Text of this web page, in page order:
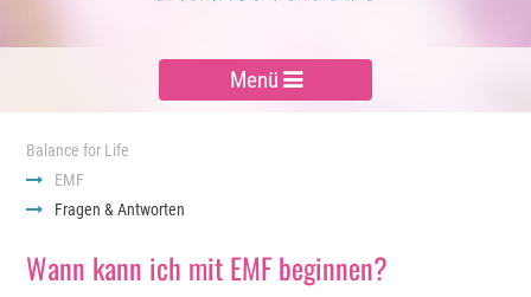
Menü
Balance for Life
EMF
Fragen & Antworten
Wann kann ich mit EMF beginnen?